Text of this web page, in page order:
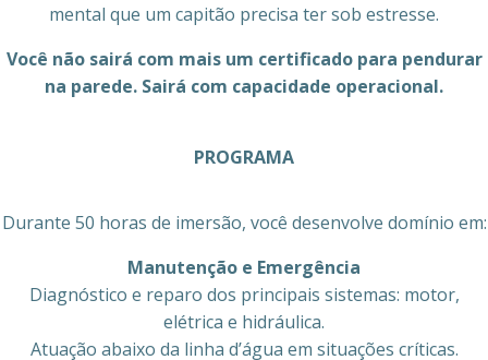
mental que um capitão precisa ter sob estresse.
Você não sairá com mais um certificado para pendurar
na parede. Sairá com capacidade operacional.
PROGRAMA
Durante 50 horas de imersão, você desenvolve domínio em:
Manutenção e Emergência
Diagnóstico e reparo dos principais sistemas: motor,
elétrica e hidráulica.
Atuação abaixo da linha d’água em situações críticas.